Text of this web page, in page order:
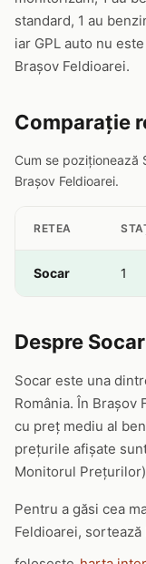
standard, 1 au
iar GPL auto nu
Brașov Feldioarei.
Comparație
Cum se poziționează
Brașov Feldioarei.
RETEA
Socar 1
Despre
Socar este una
România. În Brașov
cu preț mediu al
prețurile afișate
Monitorul
Pentru a găsi cea
Feldioarei,